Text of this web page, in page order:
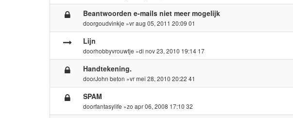
Beantwoorden e-mails niet meer mogelijk
doorgoudvinkje »vr aug 05, 2011 20:09 01
Lijn
doorhobbyvrouwtje »di nov 23, 2010 19:14 17
Handtekening.
doorJohn beton »vr mei 28, 2010 20:22 41
SPAM
doorfantasylife »zo apr 06, 2008 17:10 32